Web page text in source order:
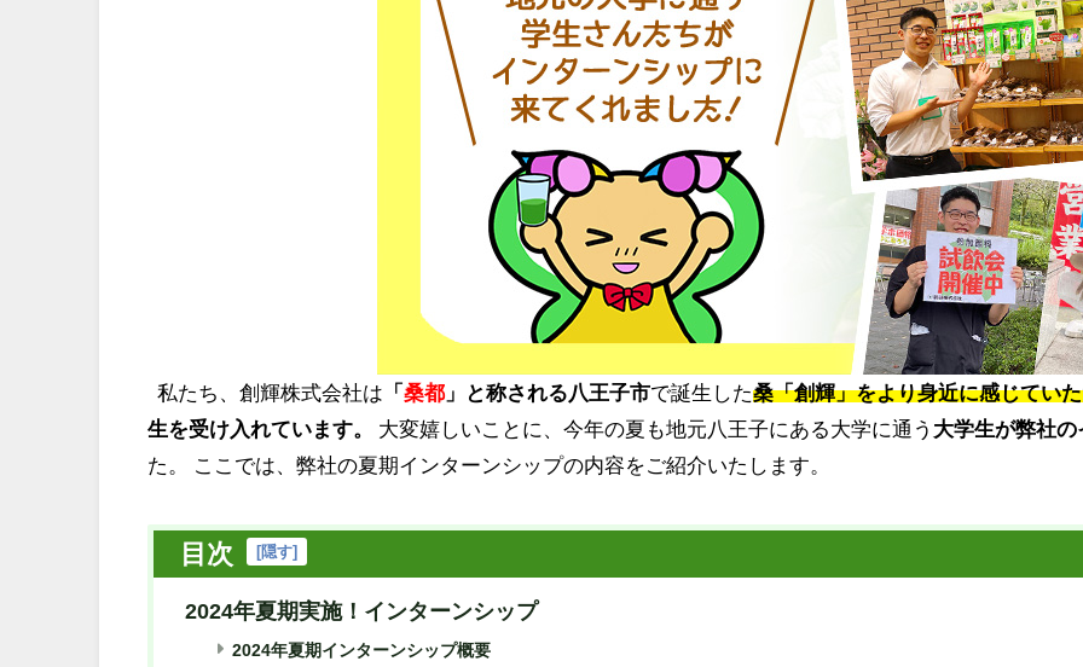
私たち、創輝株式会社は 「 桑都 」と称される八王子市で誕生した桑「創輝」をより身近に感じてい
生を受け入れています。
大変嬉しいことに、今年の夏も地元八王子にある大学に通う 大学生が弊社
た。
ここでは、弊社の夏期インターンシップの内容をご紹介いたします。
目次 [隠す]
2024年夏期実施！インターンシップ
2024年夏期インターンシップ概要